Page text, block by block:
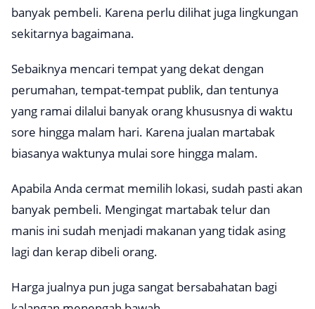
banyak pembeli. Karena perlu dilihat juga lingkungan
sekitarnya bagaimana.
Sebaiknya mencari tempat yang dekat dengan
perumahan, tempat-tempat publik, dan tentunya
yang ramai dilalui banyak orang khususnya di waktu
sore hingga malam hari. Karena jualan martabak
biasanya waktunya mulai sore hingga malam.
Apabila Anda cermat memilih lokasi, sudah pasti akan
banyak pembeli. Mengingat martabak telur dan
manis ini sudah menjadi makanan yang tidak asing
lagi dan kerap dibeli orang.
Harga jualnya pun juga sangat bersabahatan bagi